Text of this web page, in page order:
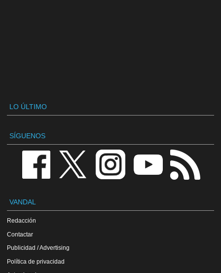
LO ÚLTIMO
SÍGUENOS
VANDAL
Redacción
Contactar
Publicidad / Advertising
Política de privacidad